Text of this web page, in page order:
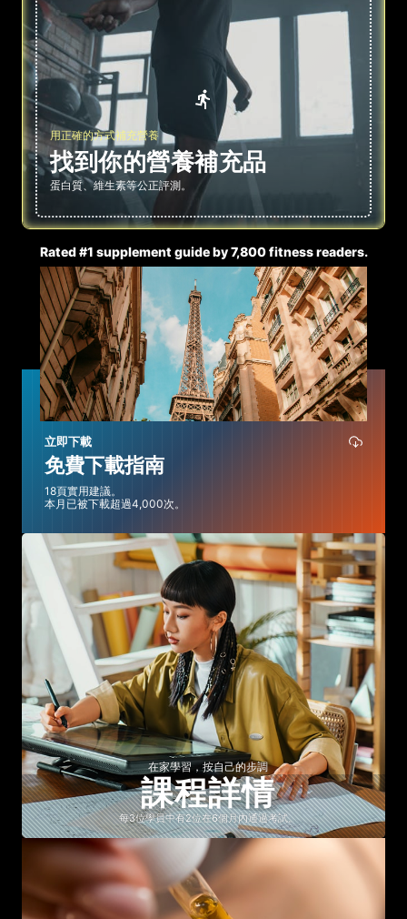
用正確的方式補充營養
找到你的營養補充品
蛋白質、維生素等公正評測。
Rated #1 supplement guide by 7,800 fitness readers.
立即下載
免費下載指南
18頁實用建議。
本月已被下載超過4,000次。
在家學習，按自己的步調
課程詳情
每3位學員中有2位在6個月內通過考試。